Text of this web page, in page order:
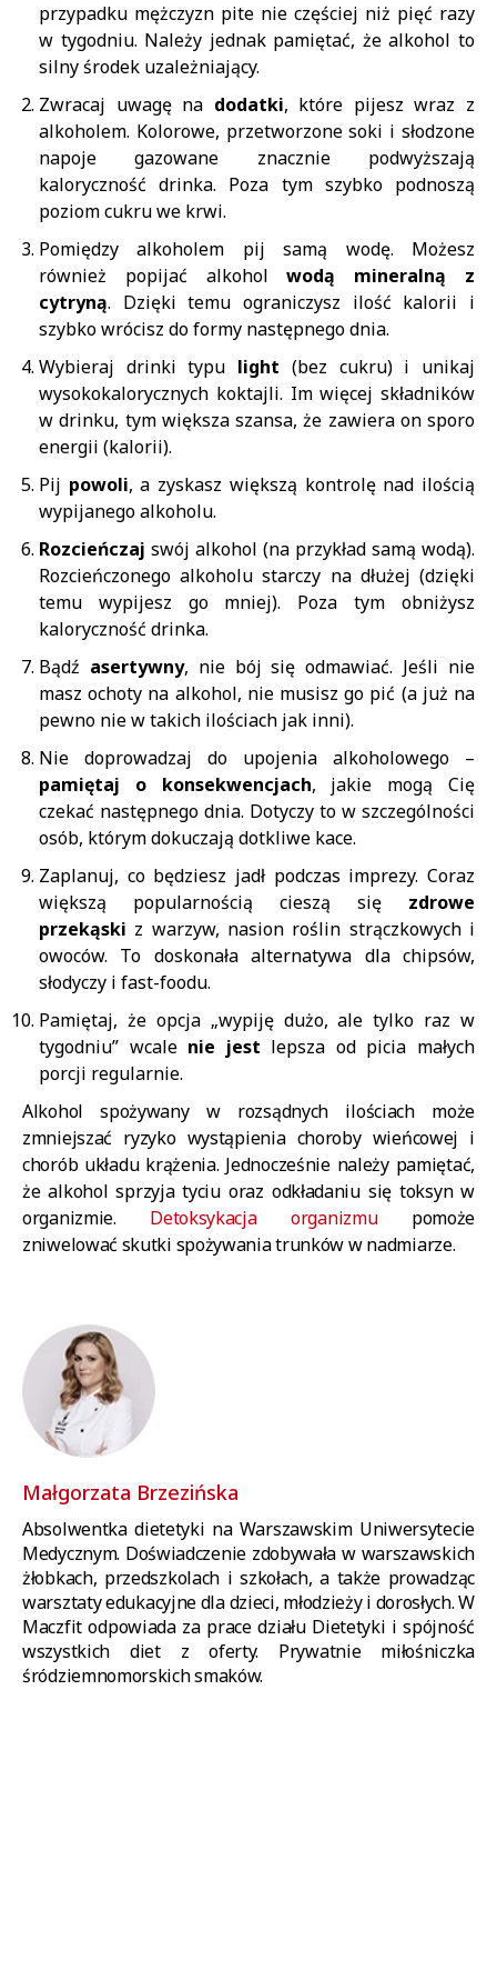
przypadku mężczyzn pite nie częściej niż pięć razy
w tygodniu. Należy jednak pamiętać, że alkohol to
silny środek uzależniający.
Zwracaj uwagę na dodatki, które pijesz wraz z
alkoholem. Kolorowe, przetworzone soki i słodzone
napoje gazowane znacznie podwyższają
kaloryczność drinka. Poza tym szybko podnoszą
poziom cukru we krwi.
Pomiędzy alkoholem pij samą wodę. Możesz
również popijać alkoholwodą mineralną z
cytryną. Dzięki temu ograniczysz ilość kalorii i
szybko wrócisz do formy następnego dnia.
Wybieraj drinki typu light (bez cukru) i unikaj
wysokokalorycznych koktajli. Im więcej składników
w drinku, tym większa szansa, że zawiera on sporo
energii (kalorii).
Pij powoli, a zyskasz większą kontrolę nad ilością
wypijanego alkoholu.
Rozcieńczaj swój alkohol (na przykład samą wodą).
Rozcieńczonego alkoholu starczy na dłużej (dzięki
temu wypijesz go mniej). Poza tym obniżysz
kaloryczność drinka.
Bądź asertywny, nie bój się odmawiać. Jeśli nie
masz ochoty na alkohol, nie musisz go pić (a już na
pewno nie w takich ilościach jak inni).
Nie doprowadzaj do upojenia alkoholowego –
pamiętaj o konsekwencjach, jakie mogą Cię
czekać następnego dnia. Dotyczy to w szczególności
osób, którym dokuczają dotkliwe kace.
Zaplanuj, co będziesz jadł podczas imprezy. Coraz
większą popularnością cieszą się zdrowe
przekąski z warzyw, nasion roślin strączkowych i
owoców. To doskonała alternatywa dla chipsów,
słodyczy i fast-foodu.
Pamiętaj, że opcja „wypiję dużo, ale tylko raz w
tygodniu” wcale nie jest lepsza od picia małych
porcji regularnie.
Alkohol spożywany w rozsądnych ilościach może
zmniejszać ryzyko wystąpienia choroby wieńcowej i
chorób układu krążenia. Jednocześnie należy pamiętać,
że alkohol sprzyja tyciu oraz odkładaniu się toksyn w
organizmie.
Detoksykacja organizmupomoże
zniwelować skutki spożywania trunków w nadmiarze.
Małgorzata Brzezińska
Absolwentka dietetyki na Warszawskim Uniwersytecie
Medycznym. Doświadczenie zdobywała w warszawskich
żłobkach, przedszkolach i szkołach, a także prowadząc
warsztaty edukacyjne dla dzieci, młodzieży i dorosłych. W
Maczfit odpowiada za prace działu Dietetyki i spójność
wszystkich diet z oferty. Prywatnie miłośniczka
śródziemnomorskich smaków.